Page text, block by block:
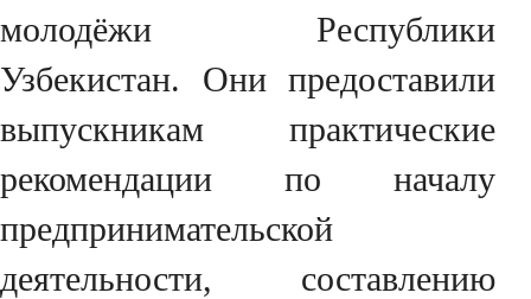
молодёжи Республики
Узбекистан. Они предоставили
выпускникам практические
рекомендации по началу
предпринимательской
деятельности, составлению